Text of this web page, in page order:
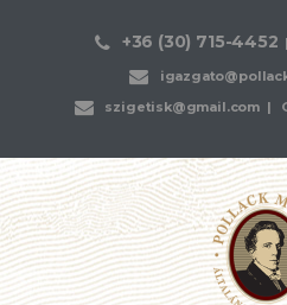
+36 (30) 715-4452 |
szigetisk@gmail.com |